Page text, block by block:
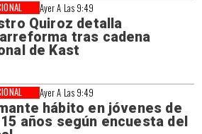
Ayer A Las 9:49
Quiroz detalla
tras cadena
de Kast
Ayer A Las 9:49
hábito en jóvenes de
años según encuesta del